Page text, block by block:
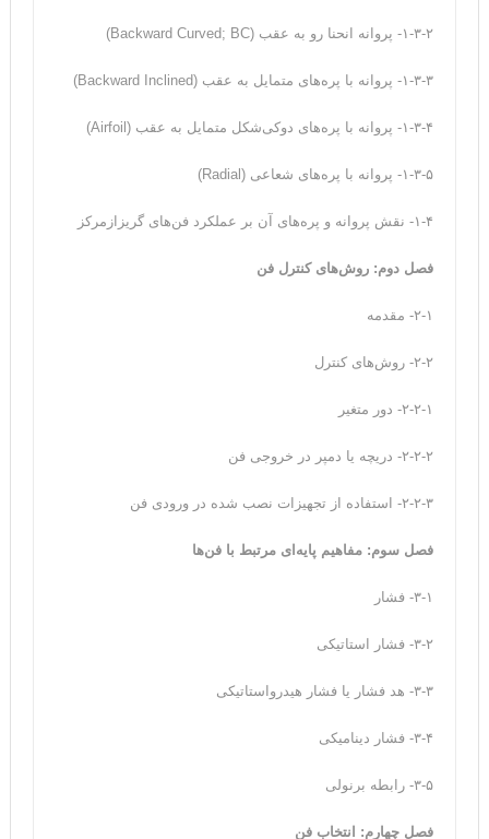
۱-۳-۲- پروانه انحنا رو به عقب (Backward Curved; BC)
۱-۳-۳- پروانه با پره‌های متمایل به عقب (Backward Inclined)
۱-۳-۴- پروانه با پره‌های دوکی‌شکل متمایل به عقب (Airfoil)
۱-۳-۵- پروانه با پره‌های شعاعی (Radial)
۱-۴- نقش پروانه و پره‌های آن بر عملکرد فن‌های گریزازمرکز
فصل دوم: روش‌های کنترل فن
۲-۱- مقدمه
۲-۲- روش‌های کنترل
۲-۲-۱- دور متغیر
۲-۲-۲- دریچه یا دمپر در خروجی فن
۲-۲-۳- استفاده از تجهیزات نصب شده در ورودی فن
فصل سوم: مفاهیم پایه‌ای مرتبط با فن‌ها‌
۳-۱- فشار
۳-۲- فشار استاتیکی
۳-۳- هد فشار یا فشار هیدرواستاتیکی
۳-۴- فشار دینامیکی
۳-۵- رابطه برنولی
فصل چهارم: انتخاب فن